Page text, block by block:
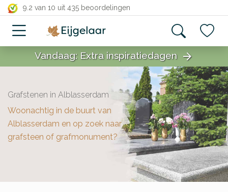
9.2 van 10 uit 435 beoordelingen
close
Vandaag: Extra inspiratiedagen arrow_forward
Grafstenen in Alblasserdam
Woonachtig in de buurt van
Alblasserdam en op zoek naar
grafsteen of grafmonument?